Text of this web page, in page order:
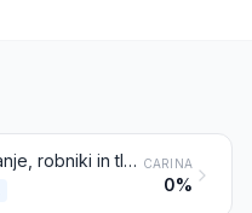
Kocke za tlakovanje, robniki in tlakovci iz naravnega kamna (razen iz skrilavcev) CARINA
0%